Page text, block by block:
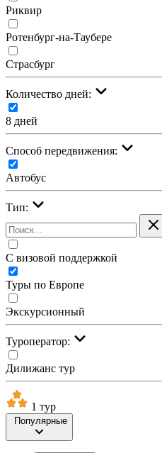
Риквир
Ротенбург-на-Таубере
Страсбург
Количество дней:
8 дней
Cпособ передвижения:
Автобус
Тип:
С визовой поддержкой
Туры по Европе
Экскурсионный
Туроператор:
Дилижанс тур
1 тур
Популярные